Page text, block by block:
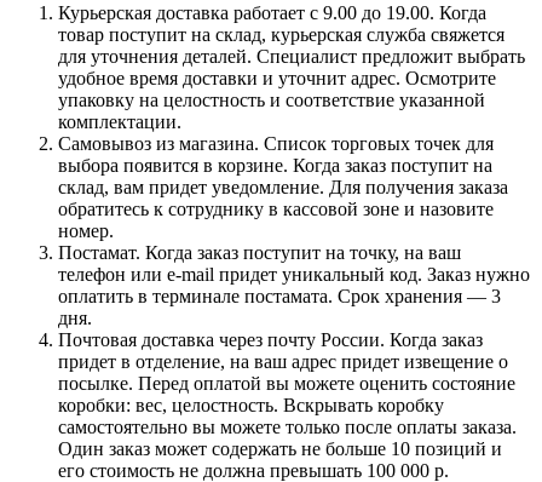
Курьерская доставка работает с 9.00 до 19.00. Когда
товар поступит на склад, курьерская служба свяжется
для уточнения деталей. Специалист предложит выбрать
удобное время доставки и уточнит адрес. Осмотрите
упаковку на целостность и соответствие указанной
комплектации.
Самовывоз из магазина. Список торговых точек для
выбора появится в корзине. Когда заказ поступит на
склад, вам придет уведомление. Для получения заказа
обратитесь к сотруднику в кассовой зоне и назовите
номер.
Постамат. Когда заказ поступит на точку, на ваш
телефон или e-mail придет уникальный код. Заказ нужно
оплатить в терминале постамата. Срок хранения — 3
дня.
Почтовая доставка через почту России. Когда заказ
придет в отделение, на ваш адрес придет извещение о
посылке. Перед оплатой вы можете оценить состояние
коробки: вес, целостность. Вскрывать коробку
самостоятельно вы можете только после оплаты заказа.
Один заказ может содержать не больше 10 позиций и
его стоимость не должна превышать 100 000 р.